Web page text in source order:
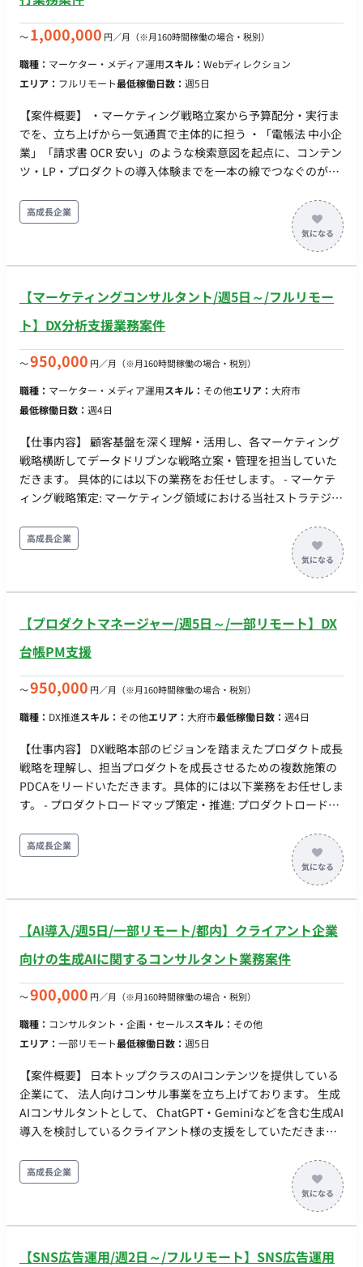
い実務全般 【稼働日数】週20-25時間程度（月100時間以上）
【リモート日数】フルリモート 【場所】フルリモート（全国ど
こからでも可） 【勤務時間】柔軟に相談可能 【備考】 時給精
算で問題ない方 アダルトに抵抗ない方 自己PCで問題ない方
〜1,000,000 円／月 （※月160時間稼働の場合・税別）
職種： マーケター・メディア運用スキル： Webディレクション
エリア： フルリモート最低稼働日数： 週5日
【案件概要】 ・マーケティング戦略立案から予算配分・実行ま
でを、立ち上げから一気通貫で主体的に担う ・「電帳法 中小企
業」「請求書 OCR 安い」のような検索意図を起点に、コンテン
ツ・LP・プロダクトの導入体験までを一本の線でつなぐのが中
に振り向ける 【作業内容】 ・マーケティング戦略の立案と、年
間／四半期単位の投資計画策定 ・配分された予算をもとにした
チャネルポートフォリオ設計（SEO・コンテンツ・有償広告・
SNS・PR・パートナーシップ等）と KPI 設定 ・検索意図起点で
LP・コピーの初稿量産と、編集・ジャッジ ・「月額固定費ゼロ
から始められる」という独自の強みを、競合比較・検索流入を
プレイ・SNS 広告 等）の戦略立案・実行・運用最適化 ・ファネ
プロダクトチーム・デザイナーと連携した、LP とプロダクト体
験の整合性確保
高成長企業
【マーケティングコンサルタント/週5日～/フルリモー
ト】DX分析支援業務案件
〜950,000 円／月 （※月160時間稼働の場合・税別）
職種： マーケター・メディア運用スキル： その他エリア： 大府市
最低稼働日数： 週4日
【仕事内容】 顧客基盤を深く理解・活用し、各マーケティング
戦略横断してデータドリブンな戦略立案・管理を担当していた
だきます。 具体的には以下の業務をお任せします。 - マーケテ
ィング戦略策定: マーケティング領域における当社ストラテジス
域のロードマップ描く。 - フィジビリティの検証: 社内の資源を
踏まえた戦略のフィジビリティを検証し全体進捗の管理を行
う。必要に応じてストラテジストへ資源追加の提案を行う。 -
サービス/プロジェクトオーナーへの実行支援: 各マーケティン
続的に支援。 - 会員セグメントに基づいた育成シナリオの構想:
当社の顧客セグメントを深く理解し、アプリ/SNSなどのチャネ
必要な人材モデルの作成: 構想した顧客育成シナリオの実現に必
モデルを作成。 - ベンダー選定支援: 提案された内容を評価し、
最適なベンダー等の支援会社の選定を支援。 - ROI（投資対効
果）モデルの作成: 各戦術の費用対効果を定量的に評価するため
のROIモデルを作成し、経営層への説明・合意形成を行う。 - 経
営層への報告・提案支援: 検討状況や計画内容について、ストラ
テジストが定期的に経営層へ報告し、必要な承認を得るための
支援を行う。 - 関連部門との連携: デジタルマーケティング部以
外の関連部門と密に連携し、情報共有や意見交換を行いながら
高成長企業
【プロダクトマネージャー/週5日～/一部リモート】DX
台帳PM支援
〜950,000 円／月 （※月160時間稼働の場合・税別）
職種： DX推進スキル： その他エリア： 大府市最低稼働日数： 週4日
【仕事内容】 DX戦略本部のビジョンを踏まえたプロダクト成長
戦略を理解し、担当プロダクトを成長させるための複数施策の
PDCAをリードいただきます。具体的には以下業務をお任せしま
す。 - プロダクトロードマップ策定・推進: プロダクトロードマ
ジメント: 各サービスや機能のKPIを設定・モニタリングし、目
標達成に向けたPDCAサイクルを確立。 - 継続的改善の主導:
PDCAの中で顧客インサイトを深く理解し、必要な機能制限を
提案、関係者との合意形成を主導。 - ステークホルダーマネジ
ント。 - データドリブンなプロダクトマネジメント: データアナ
リティクスを担当するチームと連携し、ビジネス観点から仮説
関わるドメイン知識を社内外から収集し、EX/CX向上に繋がる
高成長企業
【AI導入/週5日/一部リモート/都内】クライアント企業
向けの生成AIに関するコンサルタント業務案件
〜900,000 円／月 （※月160時間稼働の場合・税別）
職種： コンサルタント・企画・セールススキル： その他
エリア： 一部リモート最低稼働日数： 週5日
【案件概要】 日本トップクラスのAIコンテンツを提供している
企業にて、 法人向けコンサル事業を立ち上げております。 生成
AIコンサルタントとして、 ChatGPT・Geminiなどを含む生成AI
導入を検討しているクライアント様の支援をしていただきま
クライアントの課題・ニーズのヒアリング ・生成AIを活用した
課題解決の提案 ・生成AIツールの選定 ・生成AI活用に関する資
高成長企業
【SNS広告運用/週2日～/フルリモート】SNS広告運用